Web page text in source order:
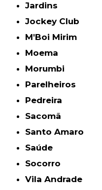
Jardins
Jockey Club
M'Boi Mirim
Moema
Morumbi
Parelheiros
Pedreira
Sacomã
Santo Amaro
Saúde
Socorro
Vila Andrade